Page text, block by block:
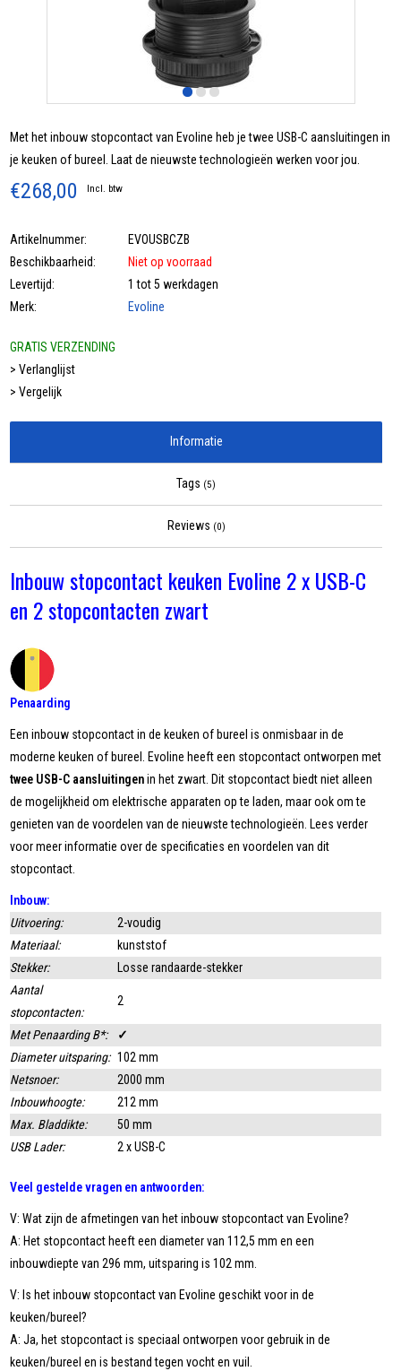
Met het inbouw stopcontact van Evoline heb je twee USB-C aansluitingen in
je keuken of bureel. Laat de nieuwste technologieën werken voor jou.
€268,00 Incl. btw
Artikelnummer:
EVOUSBCZB
Beschikbaarheid:
Niet op voorraad
Levertijd:
1 tot 5 werkdagen
Merk:
Evoline
GRATIS VERZENDING
> Verlanglijst
> Vergelijk
Informatie
Tags (5)
Reviews (0)
Inbouw stopcontact keuken Evoline 2 x USB-C
en 2 stopcontacten zwart
Penaarding
Een inbouw stopcontact in de keuken of bureel is onmisbaar in de
moderne keuken of bureel. Evoline heeft een stopcontact ontworpen met
twee USB-C aansluitingenin het zwart. Dit stopcontact biedt niet alleen
de mogelijkheid om elektrische apparaten op te laden, maar ook om te
genieten van de voordelen van de nieuwste technologieën. Lees verder
voor meer informatie over de specificaties en voordelen van dit
stopcontact.
Inbouw:
Uitvoering:
2-voudig
Materiaal:
kunststof
Stekker:
Losse randaarde-stekker
Aantal
stopcontacten:
2
Met Penaarding B*:
✓
Diameter uitsparing: 102 mm
Netsnoer:
2000 mm
Inbouwhoogte:
212 mm
Max. Bladdikte:
50 mm
USB Lader:
2 x USB-C
Veel gestelde vragen en antwoorden:
V: Wat zijn de afmetingen van het inbouw stopcontact van Evoline?
A: Het stopcontact heeft een diameter van 112,5 mm en een
inbouwdiepte van 296 mm, uitsparing is 102 mm.
V: Is het inbouw stopcontact van Evoline geschikt voor in de
keuken/bureel?
A: Ja, het stopcontact is speciaal ontworpen voor gebruik in de
keuken/bureel en is bestand tegen vocht en vuil.